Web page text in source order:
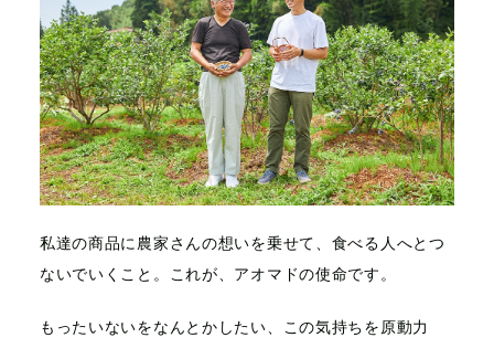
私達の商品に農家さんの想いを乗せて、 食べる人へとつ
ないでいくこと。 これが、アオマドの使命です。
もったいないをなんとかしたい、 この気持ちを原動力